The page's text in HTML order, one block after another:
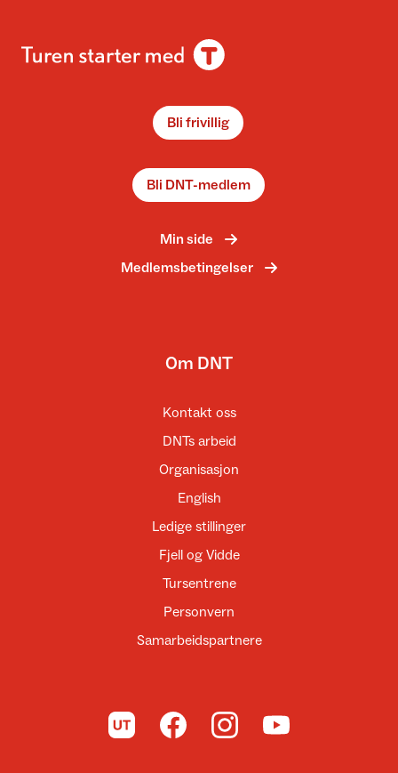
Bli frivillig
Bli DNT-medlem
Min side
Medlemsbetingelser
Om DNT
Kontakt oss
DNTs arbeid
Organisasjon
English
Ledige stillinger
Fjell og Vidde
Tursentrene
Personvern
Samarbeidspartnere
Til UT.no Til DNT på Facebook
Til DNT på Instagram
Til DNT på YouTube